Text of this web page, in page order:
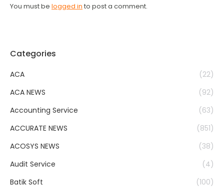
You must be logged in to post a comment.
Categories
ACA
(22)
ACA NEWS
(92)
Accounting Service
(63)
ACCURATE NEWS
(851)
ACOSYS NEWS
(38)
Audit Service
(4)
Batik Soft
(100)